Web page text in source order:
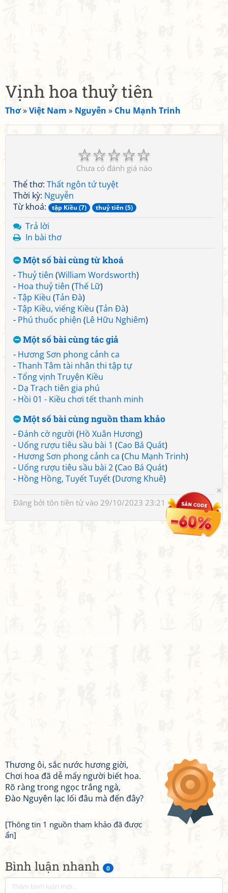
Bình luận nhanh 0
Vịnh hoa thuỷ tiên
Thơ»Việt Nam » Nguyễn » Chu Mạnh Trinh
☆
☆
☆
☆
☆
Chưa có đánh giá nào
Thể thơ: Thất ngôn tứ tuyệt
Thời kỳ: Nguyễn
Từ khoá:
tập Kiều (7) thuỷ tiên (5)
Trả lời
In bài thơ
Một số bài cùng từ khoá
-Thuỷ tiên (William Wordsworth)
- Hoa thuỷ tiên (Thế Lữ)
-Tập Kiều (Tản Đà)
-Tập Kiều, viếng Kiều (Tản Đà)
- Phú thuốc phiện (Lê Hữu Nghiêm)
Một số bài cùng tác giả
- Hương Sơn phong cảnh ca
-Thanh Tâm tài nhân thi tập tự
-Tổng vịnh Truyện Kiều
- Dạ Trạch tiên gia phú
- Hồi 01 - Kiều chơi tết thanh minh
Một số bài cùng nguồn tham khảo
-Đánh cờ người (Hồ Xuân Hương)
- Uống rượu tiêu sầu bài 1 (Cao Bá Quát)
- Hương Sơn phong cảnh ca (Chu Mạnh Trinh)
- Uống rượu tiêu sầu bài 2(Cao Bá Quát)
- Hồng Hồng, Tuyết Tuyết(Dương Khuê)
Đăng bởi tôn tiền tửvào 29/10/2023 23:21
Thương ôi, sắc nước hương giời,
Chơi hoa đã dễ mấy người biết hoa.
Rõ ràng trong ngọc trắng ngà,
Đào Nguyên lạc lối đâu mà đến đây?
[Thông tin 1 nguồn tham khảo đã được
ẩn]